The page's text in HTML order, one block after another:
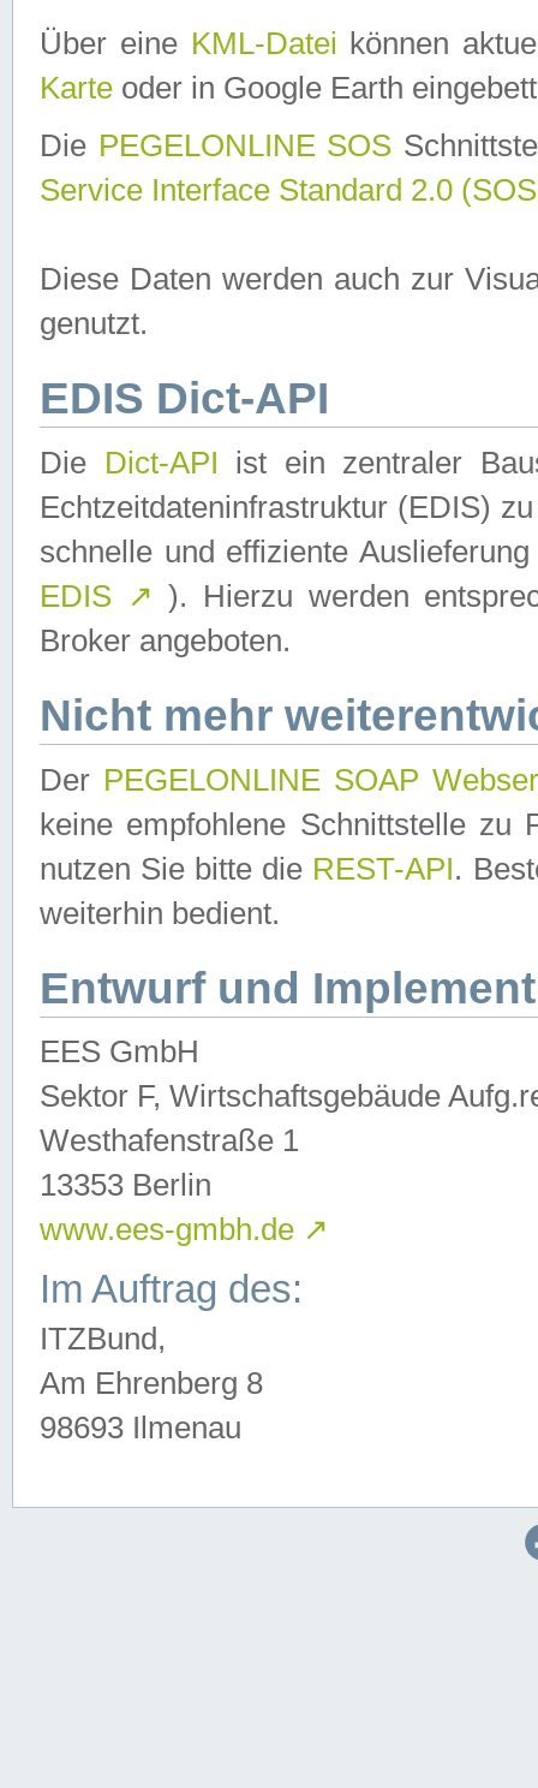
Über eine KML-Datei können
Karte oder in Google Earth
Die PEGELONLINE SOS
Service Interface Standard 2.0
Diese Daten werden auch zur
genutzt.
EDIS Dict-API
Die Dict-API ist ein zentraler
Echtzeitdateninfrastruktur (EDIS)
schnelle und effiziente
EDIS ↗ ). Hierzu werden
Broker angeboten.
Nicht mehr
Der PEGELONLINE SOAP
keine empfohlene Schnittstelle zu
nutzen Sie bitte die REST-API.
weiterhin bedient.
Entwurf und
EES GmbH
Sektor F, Wirtschaftsgebäude
Westhafenstraße 1
13353 Berlin
www.ees-gmbh.de ↗
Im Auftrag des:
ITZBund,
Am Ehrenberg 8
98693 Ilmenau